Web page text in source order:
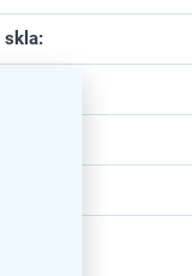
skla: